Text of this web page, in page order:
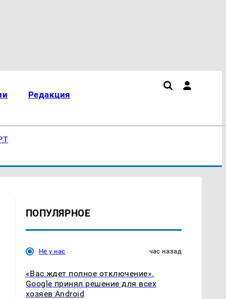
Редакция
ПОПУЛЯРНОЕ
Не у нас час назад
«Вас ждет полное отключение».
Google принял решение для всех
хозяев Android